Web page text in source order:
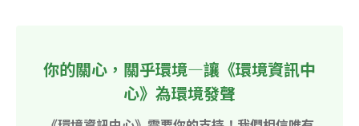
你的關心，關乎環境—讓《環境資訊中
心》為環境發聲